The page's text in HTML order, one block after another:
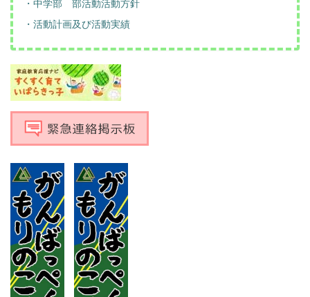
・活動計画及び活動実績